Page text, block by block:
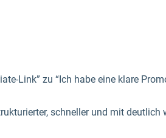
Link” zu “Ich habe eine klare
schneller und mit deutlich